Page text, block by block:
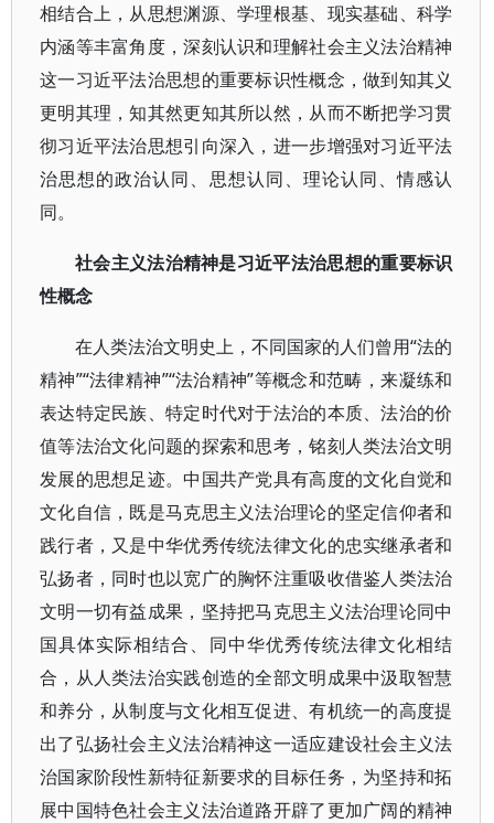
相结合上，从思想渊源、学理根基、现实基础、科学
内涵等丰富角度，深刻认识和理解社会主义法治精神
这一习近平法治思想的重要标识性概念，做到知其义
更明其理，知其然更知其所以然，从而不断把学习贯
彻习近平法治思想引向深入，进一步增强对习近平法
治思想的政治认同、思想认同、理论认同、情感认
同。
社会主义法治精神是习近平法治思想的重要标识
性概念
在人类法治文明史上，不同国家的人们曾用“法的
精神”“法律精神”“法治精神”等概念和范畴，来凝练和
表达特定民族、特定时代对于法治的本质、法治的价
值等法治文化问题的探索和思考，铭刻人类法治文明
发展的思想足迹。中国共产党具有高度的文化自觉和
文化自信，既是马克思主义法治理论的坚定信仰者和
践行者，又是中华优秀传统法律文化的忠实继承者和
弘扬者，同时也以宽广的胸怀注重吸收借鉴人类法治
文明一切有益成果，坚持把马克思主义法治理论同中
国具体实际相结合、同中华优秀传统法律文化相结
合，从人类法治实践创造的全部文明成果中汲取智慧
和养分，从制度与文化相互促进、有机统一的高度提
出了弘扬社会主义法治精神这一适应建设社会主义法
治国家阶段性新特征新要求的目标任务，为坚持和拓
展中国特色社会主义法治道路开辟了更加广阔的精神